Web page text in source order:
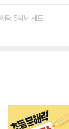
력 5학년 세트